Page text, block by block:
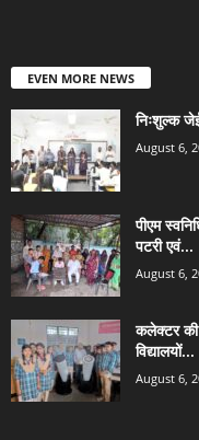
EVEN MORE NEWS
निःशुल्क
August 6,
पीएम
पटरी एवं...
August 6,
कलेक्टर की
विद्यालयों...
August 6,